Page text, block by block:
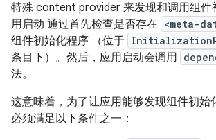
特殊 content provider 来发现和调用组件
用启动 通过首先检查是否存在 <meta-
组件初始化程序 （位于
条目下）。然后，应用启动会调用
法。
这意味着，为了让应用能够发现组件初始
必须满足以下条件之一：